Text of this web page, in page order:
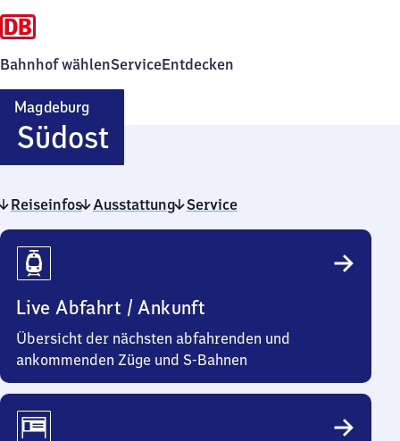
Bahnhof wählenServiceEntdecken
Magdeburg
SüdostMagdeburg
Südost
Reiseinfos Ausstattung Service
Reiseinfos
Live Abfahrt / Ankunft
Übersicht der nächsten abfahrenden und
ankommenden Züge und S-Bahnen